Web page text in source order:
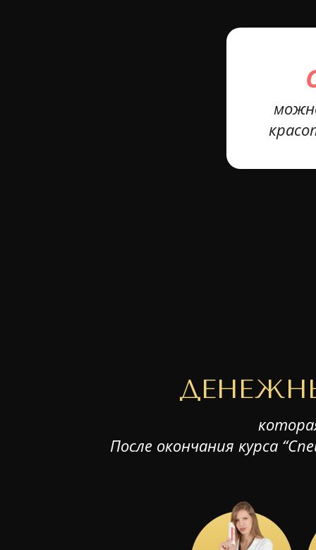
После окончания курса